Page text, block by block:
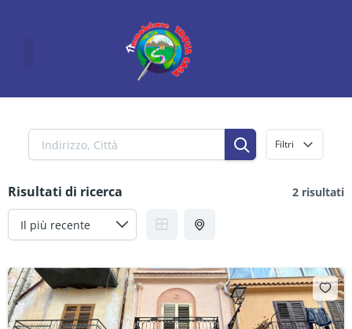
Filtri
Risultati di ricerca 2 risultati